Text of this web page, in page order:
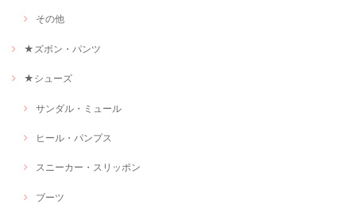
その他
★ズボン・パンツ
★シューズ
サンダル・ミュール
ヒール・パンプス
スニーカー・スリッポン
ブーツ